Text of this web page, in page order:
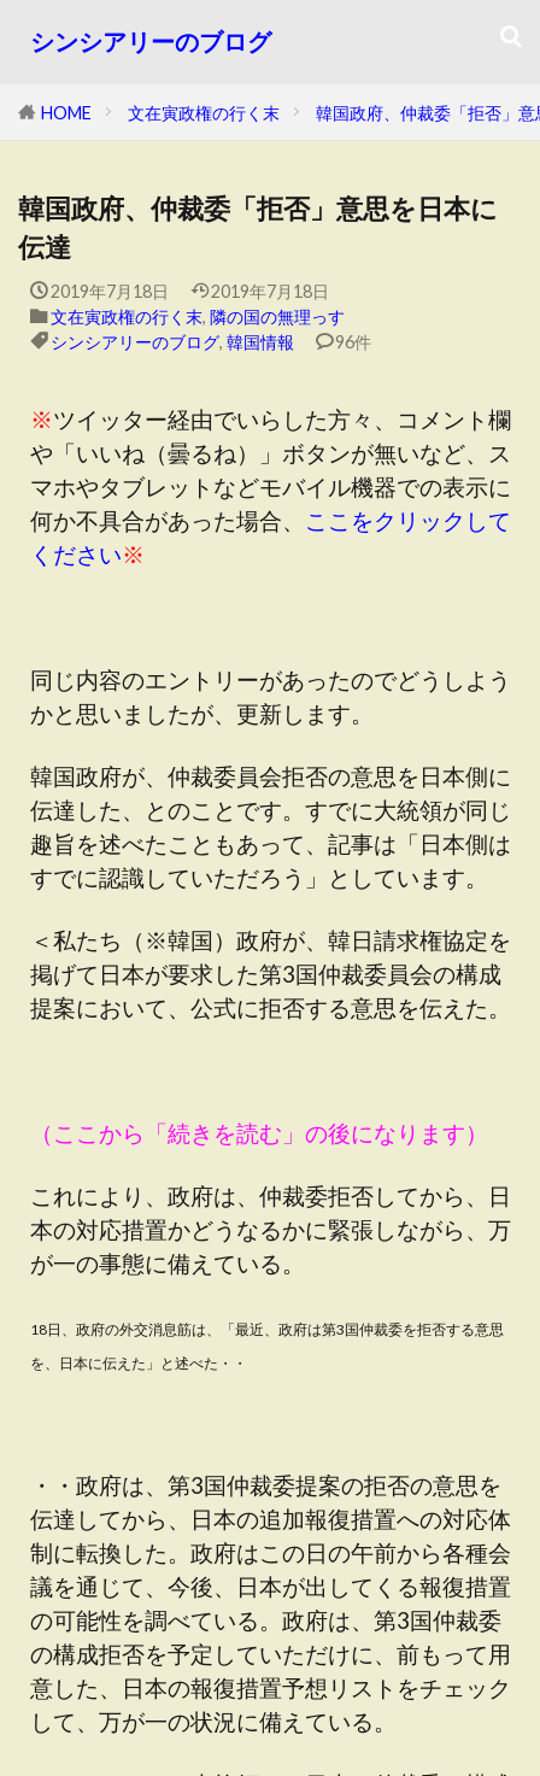
シンシアリーのブログ
HOME 文在寅政権の行く末 韓国政府、仲裁委「拒否」
韓国政府、仲裁委「拒否」意思を日本に
伝達
2019年7月18日
2019年7月18日
文在寅政権の行く末, 隣の国の無理っす
シンシアリーのブログ, 韓国情報 96件
※ツイッター経由でいらした方々、コメント欄
や「いいね（曇るね）」ボタンが無いなど、ス
マホやタブレットなどモバイル機器での表示に
何か不具合があった場合、 ここをクリックして
ください※
同じ内容のエントリーがあったのでどうしよう
かと思いましたが、更新します。
韓国政府が、仲裁委員会拒否の意思を日本側に
伝達した、とのことです。すでに大統領が同じ
趣旨を述べたこともあって、記事は「日本側は
すでに認識していただろう」としています。
＜私たち（※韓国）政府が、韓日請求権協定を
掲げて日本が要求した第3国仲裁委員会の構成
提案において、公式に拒否する意思を伝えた。
（ここから「続きを読む」の後になります）
これにより、政府は、仲裁委拒否してから、日
本の対応措置かどうなるかに緊張しながら、万
が一の事態に備えている。
18日、政府の外交消息筋は、「最近、政府は第3国仲裁委を拒否する意思
を、日本に伝えた」と述べた・・
・・政府は、第3国仲裁委提案の拒否の意思を
伝達してから、日本の追加報復措置への対応体
制に転換した。政府はこの日の午前から各種会
議を通じて、今後、日本が出してくる報復措置
の可能性を調べている。政府は、第3国仲裁委
の構成拒否を予定していただけに、前もって用
意した、日本の報復措置予想リストをチェック
して、万が一の状況に備えている。